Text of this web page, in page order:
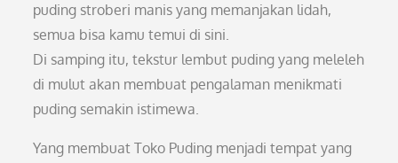
puding stroberi manis yang memanjakan lidah,
semua bisa kamu temui di sini.
Di samping itu, tekstur lembut puding yang meleleh
di mulut akan membuat pengalaman menikmati
puding semakin istimewa.
Yang membuat Toko Puding menjadi tempat yang